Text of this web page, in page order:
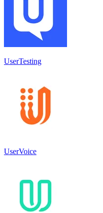
UserTesting
UserVoice